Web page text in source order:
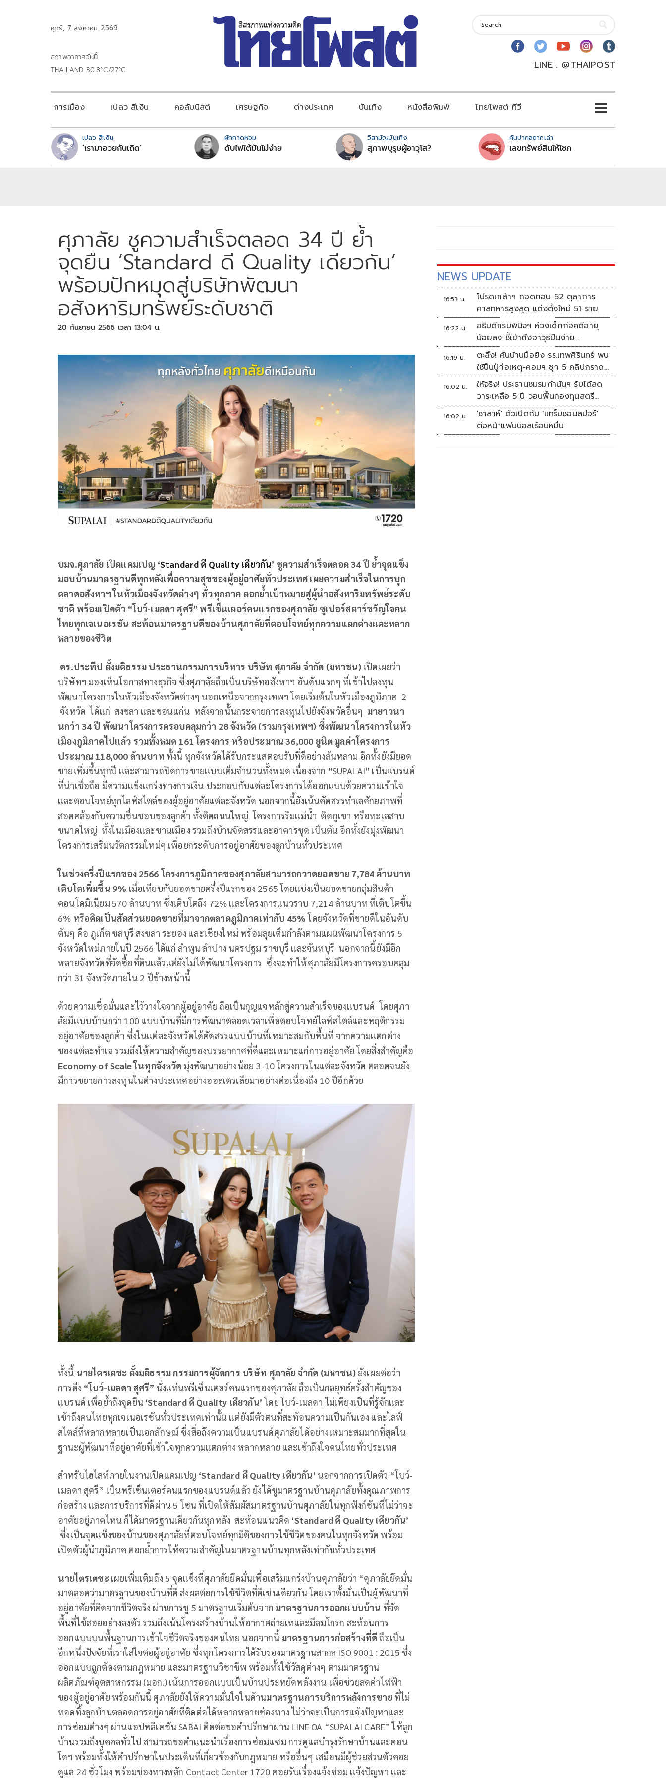
ศุกร์, 7 สิงหาคม 2569
สภาพอากาศวันนี้
THAILAND 30.8°C/27°C
LINE : @THAIPOST
การเมือง เปลว สีเงิน คอลัมนิสต์ เศรษฐกิจ ต่างประเทศ บันเทิง หนังสือพิมพ์ ไทยโพสต์ ทีวี
เปลว สีเงิน
‘เรามาอวยกันเถิด’
ผักกาดหอม
ดับไฟใต้มันไม่ง่าย
วิสามัญบันเทิง
สุภาพบุรุษผู้อาวุโส?
คันปากอยากเล่า
เลขทรัพย์สินให้โชค
ศุภาลัย ชูความสำเร็จตลอด 34 ปี ย้ำ
จุดยืน ‘Standard ดี Quality เดียวกัน’
พร้อมปักหมุดสู่บริษัทพัฒนา
อสังหาริมทรัพย์ระดับชาติ
20 กันยายน 2566 เวลา 13:04 น.
บมจ.ศุภาลัย เปิดแคมเปญ ‘Standard ดี Quality เดียวกัน’ ชูความสำเร็จตลอด 34 ปี ย้ำจุดแข็ง
มอบบ้านมาตรฐานดีทุกหลังเพื่อความสุขของผู้อยู่อาศัยทั่วประเทศ เผยความสำเร็จในการบุก
ตลาดอสังหาฯ ในหัวเมืองจังหวัดต่างๆ ทั่วทุกภาค ตอกย้ำเป้าหมายสู่ผู้นำอสังหาริมทรัพย์ระดับ
ชาติ พร้อมเปิดตัว “โบว์-เมลดา สุศรี” พรีเซ็นเตอร์คนแรกของศุภาลัย ซูเปอร์สตาร์ขวัญใจคน
ไทยทุกเจเนอเรชัน สะท้อนมาตรฐานดีของบ้านศุภาลัยที่ตอบโจทย์ทุกความแตกต่างและหลาก
หลายของชีวิต
ดร.ประทีป ตั้งมติธรรม ประธานกรรมการบริหาร บริษัท ศุภาลัย จำกัด (มหาชน) เปิดเผยว่า
บริษัทฯ มองเห็นโอกาสทางธุรกิจ ซึ่งศุภาลัยถือเป็นบริษัทอสังหาฯ อันดับแรกๆ ที่เข้าไปลงทุน
พัฒนาโครงการในหัวเมืองจังหวัดต่างๆ นอกเหนือจากกรุงเทพฯ โดยเริ่มต้นในหัวเมืองภูมิภาค 2
จังหวัด ได้แก่ สงขลา และขอนแก่น หลังจากนั้นกระจายการลงทุนไปยังจังหวัดอื่นๆ มายาวนา
นกว่า 34 ปี พัฒนาโครงการครอบคลุมกว่า 28 จังหวัด (รวมกรุงเทพฯ) ซึ่งพัฒนาโครงการในหัว
เมืองภูมิภาคไปแล้ว รวมทั้งหมด 161 โครงการ หรือประมาณ 36,000 ยูนิต มูลค่าโครงการ
ประมาณ 118,000 ล้านบาท ทั้งนี้ ทุกจังหวัดได้รับกระแสตอบรับที่ดีอย่างล้นหลาม อีกทั้งยังมียอด
ขายเพิ่มขึ้นทุกปี และสามารถปิดการขายแบบเต็มจำนวนทั้งหมด เนื่องจาก “SUPALAI” เป็นแบรนด์
ที่น่าเชื่อถือ มีความแข็งแกร่งทางการเงิน ประกอบกับแต่ละโครงการได้ออกแบบด้วยความเข้าใจ
และตอบโจทย์ทุกไลฟ์สไตล์ของผู้อยู่อาศัยแต่ละจังหวัด นอกจากนี้ยังเน้นคัดสรรทำเลศักยภาพที่
สอดคล้องกับความชื่นชอบของลูกค้า ทั้งติดถนนใหญ่ โครงการริมแม่น้ำ ติดภูเขา หรือทะเลสาบ
ขนาดใหญ่ ทั้งในเมืองและชานเมือง รวมถึงบ้านจัดสรรและอาคารชุด เป็นต้น อีกทั้งยังมุ่งพัฒนา
โครงการเสริมนวัตกรรมใหม่ๆ เพื่อยกระดับการอยู่อาศัยของลูกบ้านทั่วประเทศ
ในช่วงครึ่งปีแรกของ 2566 โครงการภูมิภาคของศุภาลัยสามารถกวาดยอดขาย 7,784 ล้านบาท
เติบโตเพิ่มขึ้น 9% เมื่อเทียบกับยอดขายครึ่งปีแรกของ 2565 โดยแบ่งเป็นยอดขายกลุ่มสินค้า
คอนโดมิเนียม 570 ล้านบาท ซึ่งเติบโตถึง 72% และโครงการแนวราบ 7,214 ล้านบาท ที่เติบโตขึ้น
6% หรือคิดเป็นสัดส่วนยอดขายที่มาจากตลาดภูมิภาคเท่ากับ 45% โดยจังหวัดที่ขายดีในอันดับ
ต้นๆ คือ ภูเก็ต ชลบุรี สงขลา ระยอง และเชียงใหม่ พร้อมลุยเต็มกำลังตามแผนพัฒนาโครงการ 5
จังหวัดใหม่ภายในปี 2566 ได้แก่ ลำพูน ลำปาง นครปฐม ราชบุรี และจันทบุรี นอกจากนี้ยังมีอีก
หลายจังหวัดที่จัดซื้อที่ดินแล้วแต่ยังไม่ได้พัฒนาโครงการ ซึ่งจะทำให้ศุภาลัยมีโครงการครอบคลุม
กว่า 31 จังหวัดภายใน 2 ปีข้างหน้านี้
ด้วยความเชื่อมั่นและไว้วางใจจากผู้อยู่อาศัย ถือเป็นกุญแจหลักสู่ความสำเร็จของแบรนด์ โดยศุภา
ลัยมีแบบบ้านกว่า 100 แบบบ้านที่มีการพัฒนาตลอดเวลาเพื่อตอบโจทย์ไลฟ์สไตล์และพฤติกรรม
อยู่อาศัยของลูกค้า ซึ่งในแต่ละจังหวัดได้คัดสรรแบบบ้านที่เหมาะสมกับพื้นที่ จากความแตกต่าง
ของแต่ละทำเล รวมถึงให้ความสำคัญของบรรยากาศที่ดีและเหมาะแก่การอยู่อาศัย โดยสิ่งสำคัญคือ
Economy of Scale ในทุกจังหวัด มุ่งพัฒนาอย่างน้อย 3-10 โครงการในแต่ละจังหวัด ตลอดจนยัง
มีการขยายการลงทุนในต่างประเทศอย่างออสเตรเลียมาอย่างต่อเนื่องถึง 10 ปีอีกด้วย
ทั้งนี้ นายไตรเตชะ ตั้งมติธรรมกรรมการผู้จัดการ บริษัท ศุภาลัย จำกัด (มหาชน) ยังเผยต่อว่า
การดึง “โบว์-เมลดา สุศรี” นั่งแท่นพรีเซ็นเตอร์คนแรกของศุภาลัย ถือเป็นกลยุทธ์ครั้งสำคัญของ
แบรนด์ เพื่อย้ำถึงจุดยืน ‘Standard ดี Quality เดียวกัน’โดย โบว์-เมลดา ไม่เพียงเป็นที่รู้จักและ
เข้าถึงคนไทยทุกเจเนอเรชันทั่วประเทศเท่านั้น แต่ยังมีตัวตนที่สะท้อนความเป็นกันเอง และไลฟ์
สไตล์ที่หลากหลายเป็นเอกลักษณ์ ซึ่งสื่อถึงความเป็นแบรนด์ศุภาลัยได้อย่างเหมาะสมมากที่สุดใน
ฐานะผู้พัฒนาที่อยู่อาศัยที่เข้าใจทุกความแตกต่าง หลากหลาย และเข้าถึงใจคนไทยทั่วประเทศ
สำหรับไฮไลท์ภายในงานเปิดแคมเปญ ‘Standard ดี Quality เดียวกัน’ นอกจากการเปิดตัว “โบว์-
เมลดา สุศรี” เป็นพรีเซ็นเตอร์คนแรกของแบรนด์แล้ว ยังได้ชูมาตรฐานบ้านศุภาลัยทั้งคุณภาพการ
ก่อสร้าง และการบริการที่ดีผ่าน 5 โซน ที่เปิดให้สัมผัสมาตรฐานบ้านศุภาลัยในทุกฟังก์ชันที่ไม่ว่าจะ
อาศัยอยู่ภาคไหน ก็ได้มาตรฐานเดียวกันทุกหลัง สะท้อนแนวคิด ‘Standard ดี Quality เดียวกัน’
ซึ่งเป็นจุดแข็งของบ้านของศุภาลัยที่ตอบโจทย์ทุกมิติของการใช้ชีวิตของคนในทุกจังหวัด พร้อม
เปิดตัวผู้นำภูมิภาค ตอกย้ำการให้ความสำคัญในมาตรฐานบ้านทุกหลังเท่ากันทั่วประเทศ
นายไตรเตชะ เผยเพิ่มเติมถึง 5 จุดแข็งที่ศุภาลัยยึดมั่นเพื่อเสริมแกร่งบ้านศุภาลัยว่า “ศุภาลัยยึดมั่น
มาตลอดว่ามาตรฐานของบ้านที่ดี ส่งผลต่อการใช้ชีวิตที่ดีเช่นเดียวกัน โดยเราตั้งมั่นเป็นผู้พัฒนาที่
อยู่อาศัยที่คิดจากชีวิตจริง ผ่านการชู 5 มาตรฐานเริ่มต้นจาก มาตรฐานการออกแบบบ้าน ที่จัด
พื้นที่ใช้สอยอย่างลงตัว รวมถึงเน้นโครงสร้างบ้านให้อากาศถ่ายเทและมีลมโกรก สะท้อนการ
ออกแบบบนพื้นฐานการเข้าใจชีวิตจริงของคนไทย นอกจากนี้ มาตรฐานการก่อสร้างที่ดีถือเป็น
อีกหนึ่งปัจจัยที่เราใส่ใจต่อผู้อยู่อาศัย ซึ่งทุกโครงการได้รับรองมาตรฐานสากล ISO 9001 : 2015 ซึ่ง
ออกแบบถูกต้องตามกฎหมาย และมาตรฐานวิชาชีพ พร้อมทั้งใช้วัสดุต่างๆ ตามมาตรฐาน
ผลิตภัณฑ์อุตสาหกรรม (มอก.) เน้นการออกแบบเป็นบ้านประหยัดพลังงาน เพื่อช่วยลดค่าไฟฟ้า
ของผู้อยู่อาศัย พร้อมกันนี้ ศุภาลัยยังให้ความมั่นใจในด้านมาตรฐานการบริการหลังการขายที่ไม่
ทอดทิ้งลูกบ้านตลอดการอยู่อาศัยที่ติดต่อได้หลากหลายช่องทาง ไม่ว่าจะเป็นการแจ้งปัญหาและ
การซ่อมต่างๆ ผ่านแอปพลิเคชัน SABAI ติดต่อขอคำปรึกษาผ่าน LINE OA “SUPALAI CARE” ให้ลูก
บ้านรวมถึงบุคคลทั่วไป สามารถขอคำแนะนำเรื่องการซ่อมแซม การดูแลบำรุงรักษาบ้านและคอน
โดฯ พร้อมทั้งให้คำปรึกษาในประเด็นที่เกี่ยวข้องกับกฎหมาย หรืออื่นๆ เสมือนมีผู้ช่วยส่วนตัวคอย
ดูแล 24 ชั่วโมง พร้อมช่องทางหลัก Contact Center 1720 คอยรับเรื่องแจ้งซ่อม แจ้งปัญหา และ
NEWS UPDATE
16:53 น.
โปรดเกล้าฯ ถอดถอน 62 ตุลาการ
ศาลทหารสูงสุด แต่งตั้งใหม่ 51 ราย
16:22 น.
อธิบดีกรมพินิจฯ ห่วงเด็กก่อคดีอายุ
น้อยลง ชี้เข้าถึงอาวุธปืนง่าย
ครอบครัวแตกแยกเป็นชนวนสำคัญ
16:19 น.
ตะลึง! ค้นบ้านมือยิง รร.เทพศิรินทร์ พบ
ใช้ปืนปู่ก่อเหตุ-คอมฯ ซุก 5 คลิปกราด
ยิง
16:02 น.
ให้จริง! ประธานชมรมกำนันฯ รับได้ลด
วาระเหลือ 5 ปี วอนฟื้นกองทุนสตรี
อำเภอละล้าน
16:02 น.
'ซาลาห์' ตัวเปิดกับ 'แทร็บซอนสปอร์'
ต่อหน้าแฟนบอลเรือนหมื่น